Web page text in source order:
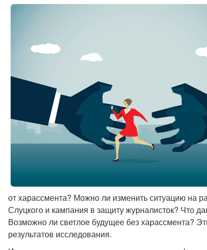
от харассмента? Можно ли изменить ситуацию на
Слуцкого и кампания в защиту журналисток? Что
Возможно ли светлое будущее без харассмента?
результатов исследования.